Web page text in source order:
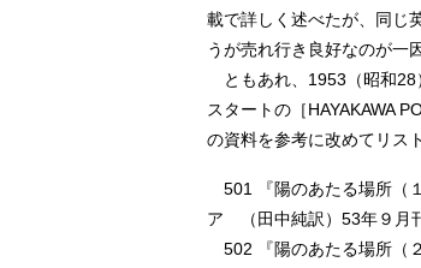
載で詳しく述べたが、同じ
うが売れ行き良好なのが一
ともあれ、1953（昭和28
スタートの［HAYAKAWA
の資料を参考に改めてリス
501 『陽のあたる場所（
ア （田中純訳）53年９月
502 『陽のあたる場所（